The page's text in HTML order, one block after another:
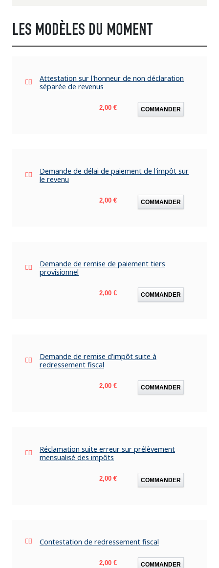
LES MODÈLES DU MOMENT
Attestation sur l'honneur de non déclaration
séparée de revenus
Prix
2,00 € COMMANDER
Demande de délai de paiement de l'impôt sur
le revenu
Prix
2,00 € COMMANDER
Demande de remise de paiement tiers
provisionnel
Prix
2,00 € COMMANDER
Demande de remise d'impôt suite à
redressement fiscal
Prix
2,00 € COMMANDER
Réclamation suite erreur sur prélèvement
mensualisé des impôts
Prix
2,00 € COMMANDER
Contestation de redressement fiscal
Prix
2,00 € COMMANDER